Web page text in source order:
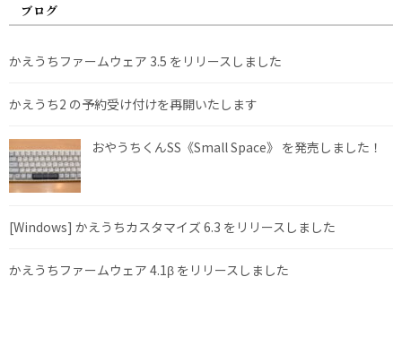
ブログ
かえうちファームウェア 3.5 をリリースしました
かえうち2 の予約受け付けを再開いたします
おやうちくんSS《Small Space》 を発売しました！
[Windows] かえうちカスタマイズ 6.3 をリリースしました
かえうちファームウェア 4.1β をリリースしました